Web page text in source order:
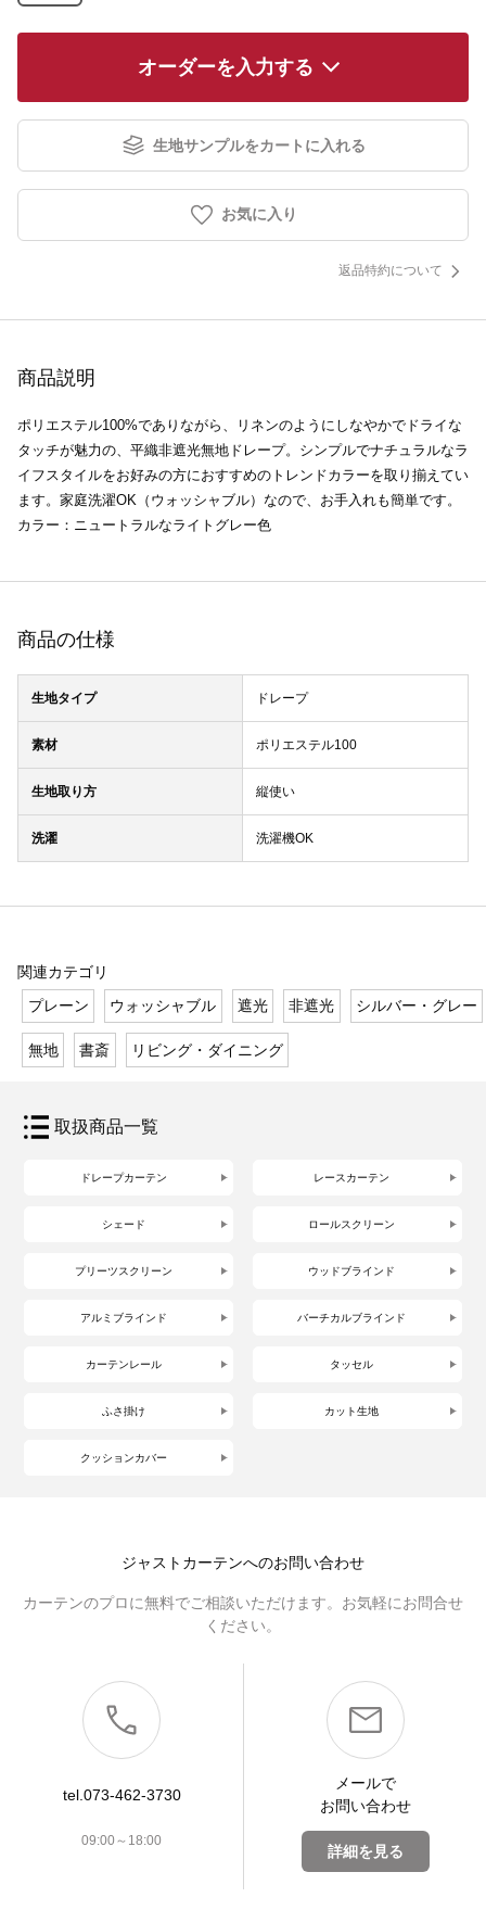
オーダーを入力する
生地サンプルをカートに入れる
お気に入り
返品特約について
商品説明
ポリエステル100%でありながら、リネンのようにしなやかでドライな
タッチが魅力の、平織非遮光無地ドレープ。シンプルでナチュラルなラ
イフスタイルをお好みの方におすすめのトレンドカラーを取り揃えてい
ます。家庭洗濯OK（ウォッシャブル）なので、お手入れも簡単です。
カラー：ニュートラルなライトグレー色
商品の仕様
生地タイプ ドレープ
素材 ポリエステル100
生地取り方 縦使い
洗濯 洗濯機OK
関連カテゴリ
プレーン
ウォッシャブル 遮光 非遮光 シルバー・グレー
無地 書斎 リビング・ダイニング
取扱商品一覧
ドレープカーテン レースカーテン
シェード ロールスクリーン
プリーツスクリーン ウッドブラインド
アルミブラインド バーチカルブラインド
カーテンレール タッセル
ふさ掛け カット生地
クッションカバー
ジャストカーテンへのお問い合わせ
カーテンのプロに無料でご相談いただけます。お気軽にお問合せ
ください。
tel.073-462-3730
09:00～18:00
メールで
お問い合わせ
詳細を見る